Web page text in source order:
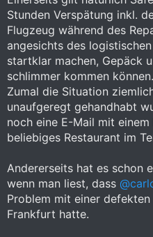
Stunden Verspätung inkl.
Flugzeug während des
angesichts des
startklar machen, Gepäck
schlimmer kommen können.
Zumal die Situation
unaufgeregt gehandhabt
noch eine E-Mail mit
beliebiges Restaurant im
Andererseits hat es schon
wenn man liest, dass
Problem mit einer
Frankfurt hatte.